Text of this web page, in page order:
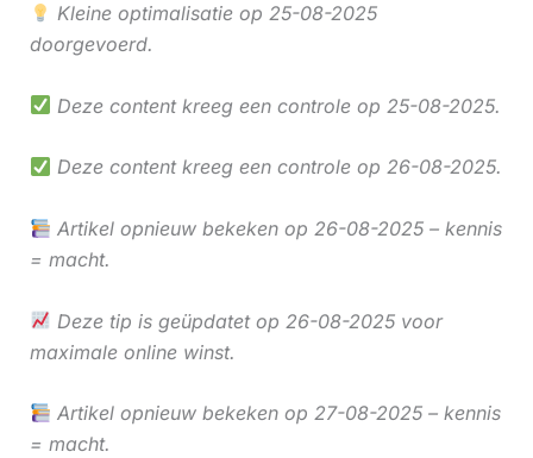
Kleine optimalisatie op 25-08-2025
doorgevoerd.
Deze content kreeg een controle op 25-08-2025.
Deze content kreeg een controle op 26-08-2025.
Artikel opnieuw bekeken op 26-08-2025 – kennis
= macht.
Deze tip is geüpdatet op 26-08-2025 voor
maximale online winst.
Artikel opnieuw bekeken op 27-08-2025 – kennis
= macht.